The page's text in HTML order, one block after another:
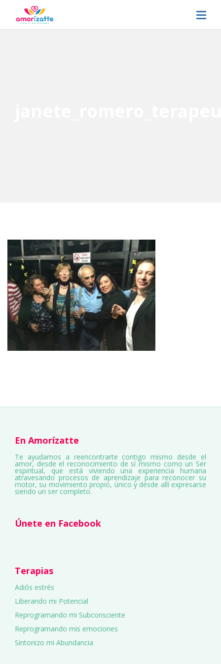
En Amorízatte
Te ayudamos a reencontrarte contigo mismo desde el
amor, desde el reconocimiento de sí mismo como un Ser
espiritual, que está viviendo una experiencia humana
atravesando procesos de aprendizaje para reconocer su
motor, su movimiento propio, único y desde allí expresarse
siendo un ser completo.
Únete en Facebook
Terapias
Adiós estrés
Liberando mi Potencial
Reprogramando mi Subconsciente
Reprogramando mis emociones
Sintonizo mi Abundancia